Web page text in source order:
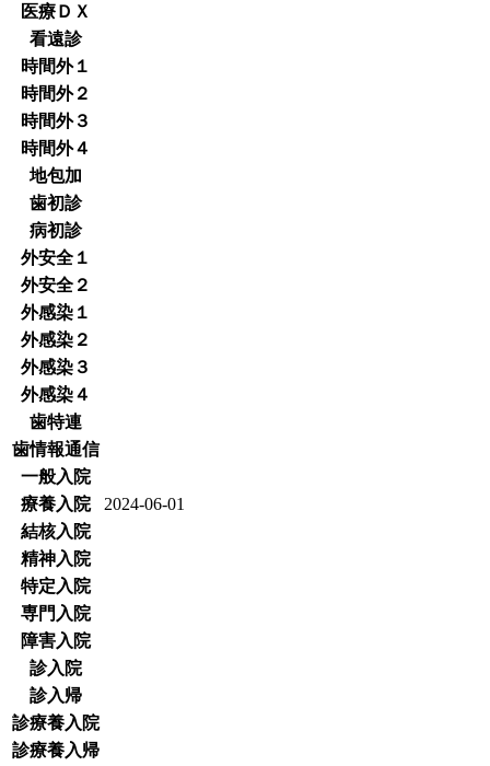
医療ＤＸ
看遠診
時間外１
時間外２
時間外３
時間外４
地包加
歯初診
病初診
外安全１
外安全２
外感染１
外感染２
外感染３
外感染４
歯特連
歯情報通信
一般入院
療養入院
2024-06-01
結核入院
精神入院
特定入院
専門入院
障害入院
診入院
診入帰
診療養入院
診療養入帰